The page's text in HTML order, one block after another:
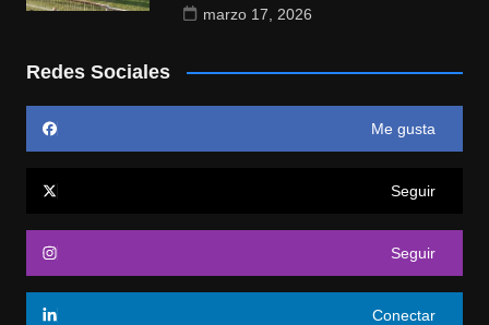
marzo 17, 2026
Redes Sociales
Me gusta
Seguir
Seguir
Conectar